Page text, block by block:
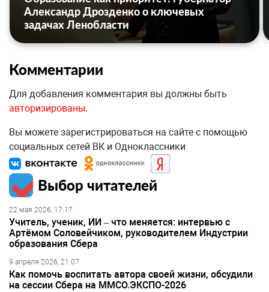
Александр Дрозденко о ключевых
задачах Ленобласти
Комментарии
Для добавления комментария вы должны быть
авторизированы.
Вы можете зарегистрироваться на сайте с помощью
социальных сетей ВК и Одноклассники
Выбор читателей
22 мая 2026, 17:17
Учитель, ученик, ИИ – что меняется: интервью с
Артёмом Соловейчиком, руководителем Индустрии
образования Сбера
9 апреля 2026, 21:07
Как помочь воспитать автора своей жизни, обсудили
на сессии Сбера на ММСО.ЭКСПО-2026